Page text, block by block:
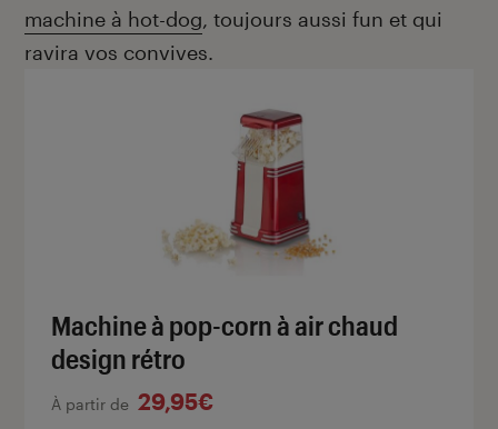
machine à hot-dog, toujours aussi fun et qui
ravira vos convives.
Machine à pop-corn à air chaud
design rétro
À partir de 29,95€